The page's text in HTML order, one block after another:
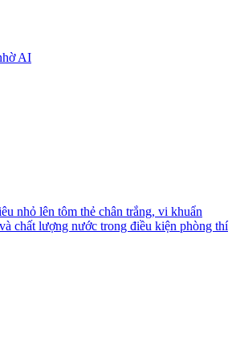
AI
nhỏ lên tôm thẻ chân trắng, vi khuẩn
chất lượng nước trong điều kiện phòng thí